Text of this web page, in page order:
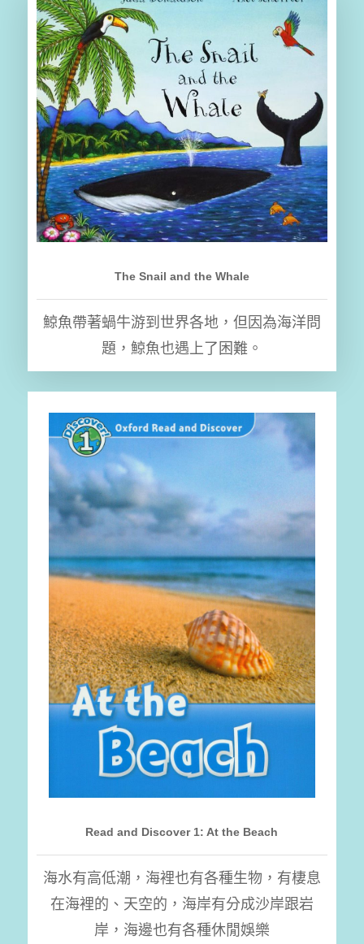
The Snail and the Whale
鯨魚帶著蝸牛游到世界各地，但因為海洋問
題，鯨魚也遇上了困難。
Read and Discover 1: At the Beach
海水有高低潮，海裡也有各種生物，有棲息
在海裡的、天空的，海岸有分成沙岸跟岩
岸，海邊也有各種休閒娛樂